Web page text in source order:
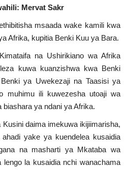
wa
Mervat Sakr
msaada wake kamili kwa
Afrika, kupitia Benki Kuu ya Bara.
na Ushirikiano wa Afrika
kuwa kuanzishwa kwa Benki
ya Uwekezaji na Taasisi ya
muhimu ili kuwezesha utoaji wa
ya ndani ya Afrika.
daima imekuwa ikijiimarisha,
yake ya kuendelea kusaidia
na masharti ya Mkataba wa
la kusaidia nchi wanachama